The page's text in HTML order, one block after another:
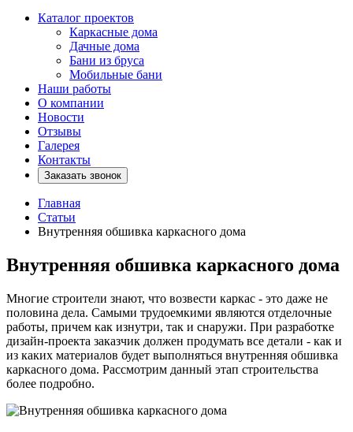
Каталог проектов
Каркасные дома
Дачные дома
Бани из бруса
Мобильные бани
Наши работы
О компании
Новости
Отзывы
Галерея
Контакты
Заказать звонок
Главная
Статьи
Внутренняя обшивка каркасного дома
Внутренняя обшивка каркасного дома
Многие строители знают, что возвести каркас - это даже не
половина дела. Самыми трудоемкими являются отделочные
работы, причем как изнутри, так и снаружи. При разработке
дизайн-проекта заказчик должен продумать все детали - как и
из каких материалов будет выполняться внутренняя обшивка
каркасного дома. Рассмотрим данный этап строительства
более подробно.